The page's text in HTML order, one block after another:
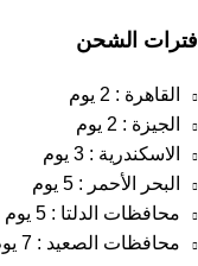
فترات الشحن
القاهرة : 2 يوم
الجيزة : 2 يوم
الاسكندرية : 3 يوم
البحر الأحمر : 5 يوم
محافظات الدلتا : 5 يوم
محافظات الصعيد : 7 يوم